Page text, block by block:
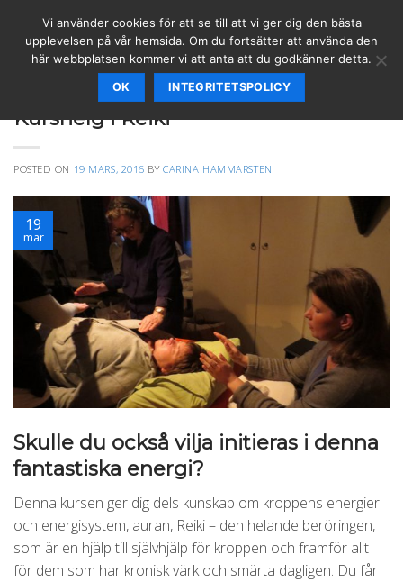
content
Kurshelg i Reiki
POSTED ON 19 MARS, 2016 BYCARINA HAMMARSTEN
19
mar
Skulle du också vilja initieras i denna
fantastiska energi?
Denna kursen ger dig dels kunskap om kroppens energier
och energisystem, auran, Reiki – den helande beröringen,
som är en hjälp till självhjälp för kroppen och framför allt
för dem som har kronisk värk och smärta dagligen. Du får
Vi använder cookies för att se till att vi ger dig den bästa
upplevelsen på vår hemsida. Om du fortsätter att använda den
här webbplatsen kommer vi att anta att du godkänner detta.
OK INTEGRITETSPOLICY